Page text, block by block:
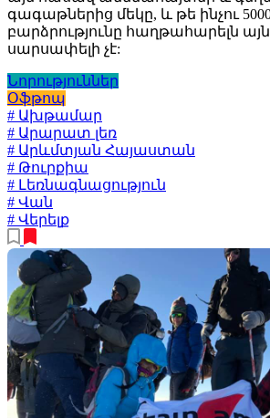
գագաթներից մեկը, և թե ինչու
բարձրությունը հաղթահարելն
սարսափելի չէ:
Նորություններ
Օֆթոպ
# Ախթամար
# Արարատ լեռ
# Արևմտյան Հայաստան
# Թուրքիա
# Լեռնագնացություն
# Վան
# Վերելք